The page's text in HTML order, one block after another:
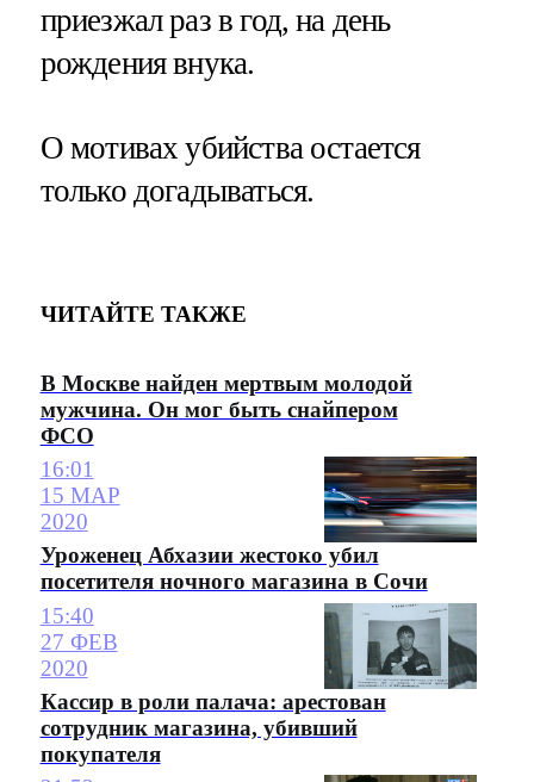
приезжал раз в год, на день
рождения внука.
О мотивах убийства остается
только догадываться.
ЧИТАЙТЕ ТАКЖЕ
В Москве найден мертвым молодой
мужчина. Он мог быть снайпером
ФСО
16:01
15 МАР
2020
Уроженец Абхазии жестоко убил
посетителя ночного магазина в Сочи
15:40
27 ФЕВ
2020
Кассир в роли палача: арестован
сотрудник магазина, убивший
покупателя